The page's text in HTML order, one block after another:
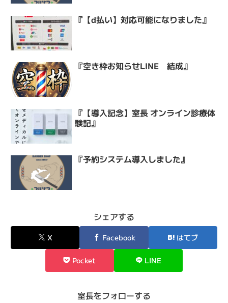
『【d払い】対応可能になりました』
『空き枠お知らせLINE 結成』
『【導入記念】室長 オンライン診療体
験記』
『予約システム導入しました』
シェアする
X Facebook はてブ
Pocket LINE
室長をフォローする